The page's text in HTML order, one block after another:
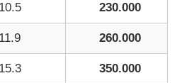
10.5 230.000
11.9 260.000
15.3 350.000